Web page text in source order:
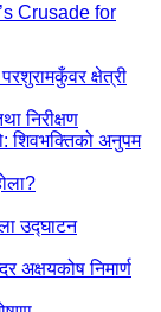
Crusade for
क्षेत्री
निरीक्षण
शिवभक्तिको अनुपम
उद्घाटन
अक्षयकोष निमार्ण